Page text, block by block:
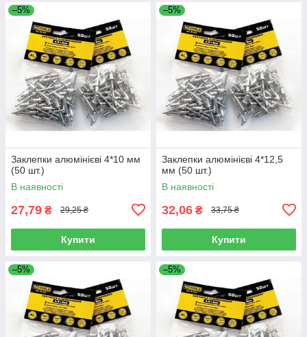
–5%
Заклепки алюмінієві 4*10 мм
(50 шт.)
В наявності
27,79 ₴ 29,25 ₴
Купити
–5%
Заклепки алюмінієві 4*12,5
мм (50 шт.)
В наявності
32,06 ₴ 33,75 ₴
Купити
–5% –5%